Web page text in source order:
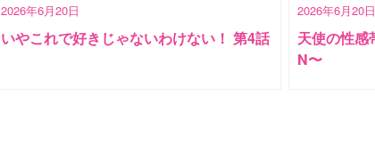
2026年6月20日
いやこれで好きじゃないわけない！ 第4話
2026年6月20日
天使の性
N〜